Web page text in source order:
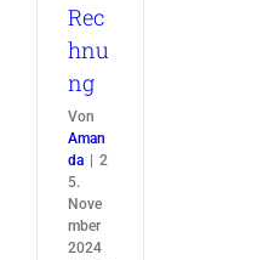
Rec
hnu
ng
Von
Aman
da
2
5.
Nove
mber
2024